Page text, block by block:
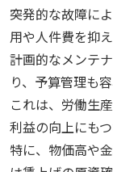
突発的な故障に
用や人件費を抑
計画的なメンテ
り、予算管理も
これは、労働生
利益の向上にも
特に、物価高や